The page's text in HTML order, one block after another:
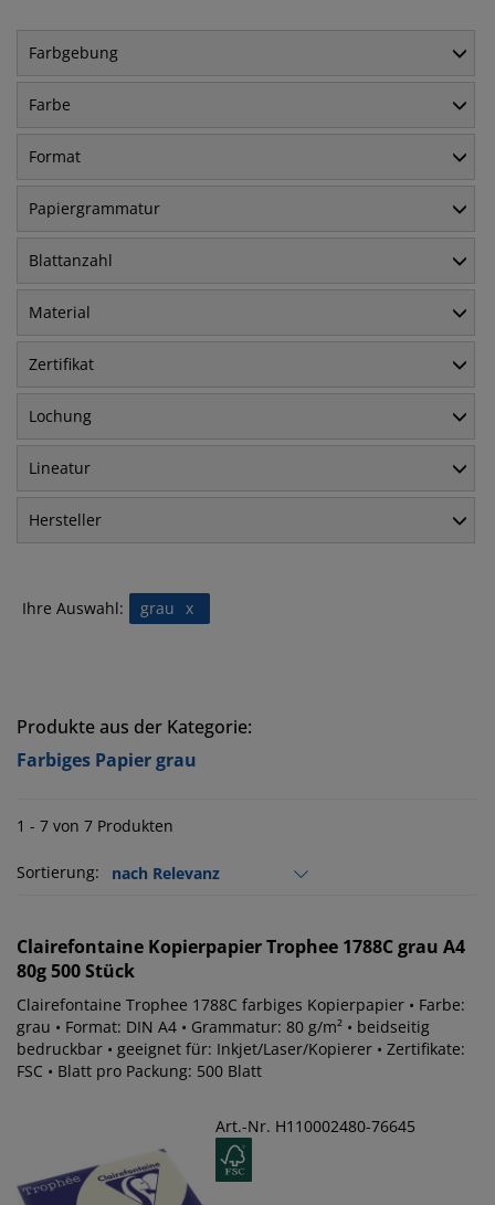
Farbgebung
Farbe
Format
Papiergrammatur
Blattanzahl
Material
Zertifikat
Lochung
Lineatur
Hersteller
Ihre Auswahl: x
grau
Produkte aus der Kategorie:
Farbiges Papier grau
1 - 7 von 7 Produkten
Sortierung:
Clairefontaine Kopierpapier Trophee 1788C grau A4
80g 500 Stück
Clairefontaine Trophee 1788C farbiges Kopierpapier • Farbe:
grau • Format: DIN A4 • Grammatur: 80 g/m² • beidseitig
bedruckbar • geeignet für: Inkjet/Laser/Kopierer • Zertifikate:
FSC • Blatt pro Packung: 500 Blatt
Art.-Nr. H110002480-76645